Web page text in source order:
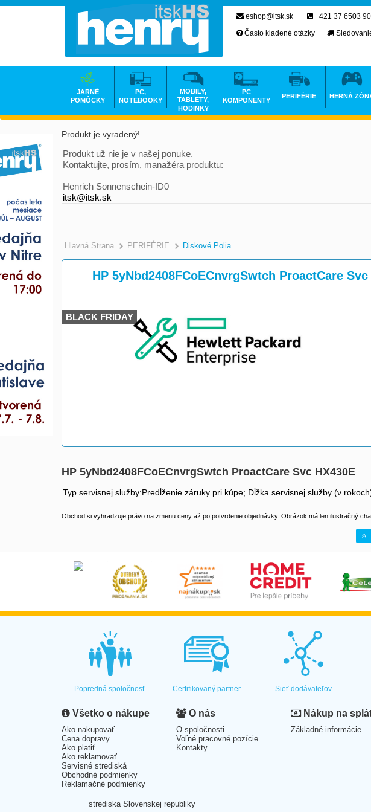
Produkt je vyradený!
Produkt už nie je v našej ponuke.
Kontaktujte, prosím, manažéra produktu:
Henrich Sonnenschein-ID0
itsk@itsk.sk
Hlavná Strana >
PERIFÉRIE >
Diskové Polia
HP 5yNbd2408FCoECnvrgSwtch ProactCare Svc
BLACK FRIDAY
HP 5yNbd2408FCoECnvrgSwtch ProactCare Svc HX430E
Typ servisnej služby:Predĺženie záruky pri kúpe; Dĺžka servisnej služby (v
Obchod si vyhradzuje právo na zmenu ceny až po potvrdenie objednávky. Obrázok má len ilustračný
eshop@itsk.sk +421 37 6503
Často kladené otázky
JARNÉ
POMÔCKY
PC,
NOTEBOOKY
MOBILY,
TABLETY,
HODINKY
PC
KOMPONENTY
PERIFÉRIE HERNÁ
Popredná spoločnosť Certifikovaný partner Sieť dodávateľov
Všetko o nákupe
Ako nakupovať
Cena dopravy
Ako platiť
Ako reklamovať
Servisné strediská
Obchodné podmienky
Reklamačné podmienky
O nás
O spoločnosti
Voľné pracovné pozície
Kontakty
Nákup na
Základné informácie
strediska Slovenskej republiky